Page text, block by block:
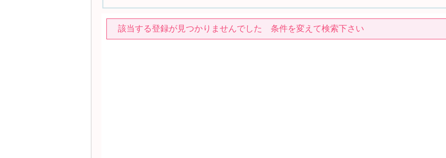
該当する登録が見つかりませんでした 条件を変えて検索下さい